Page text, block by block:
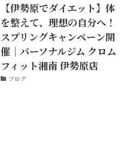
【伊勢原でダイエット】体
を整えて、理想の自分へ！
スプリングキャンペーン開
催｜パーソナルジム クロム
フィット湘南 伊勢原店
ブログ